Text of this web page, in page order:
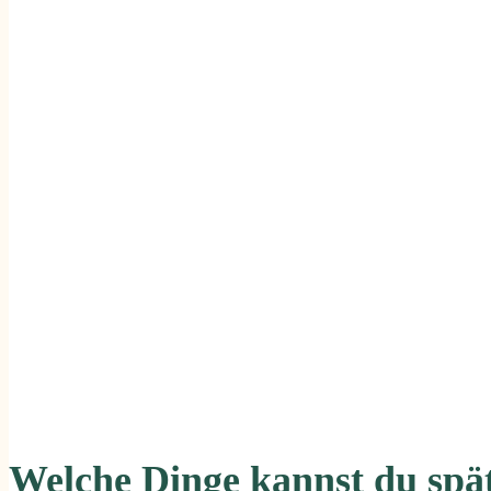
Welche Dinge kannst du